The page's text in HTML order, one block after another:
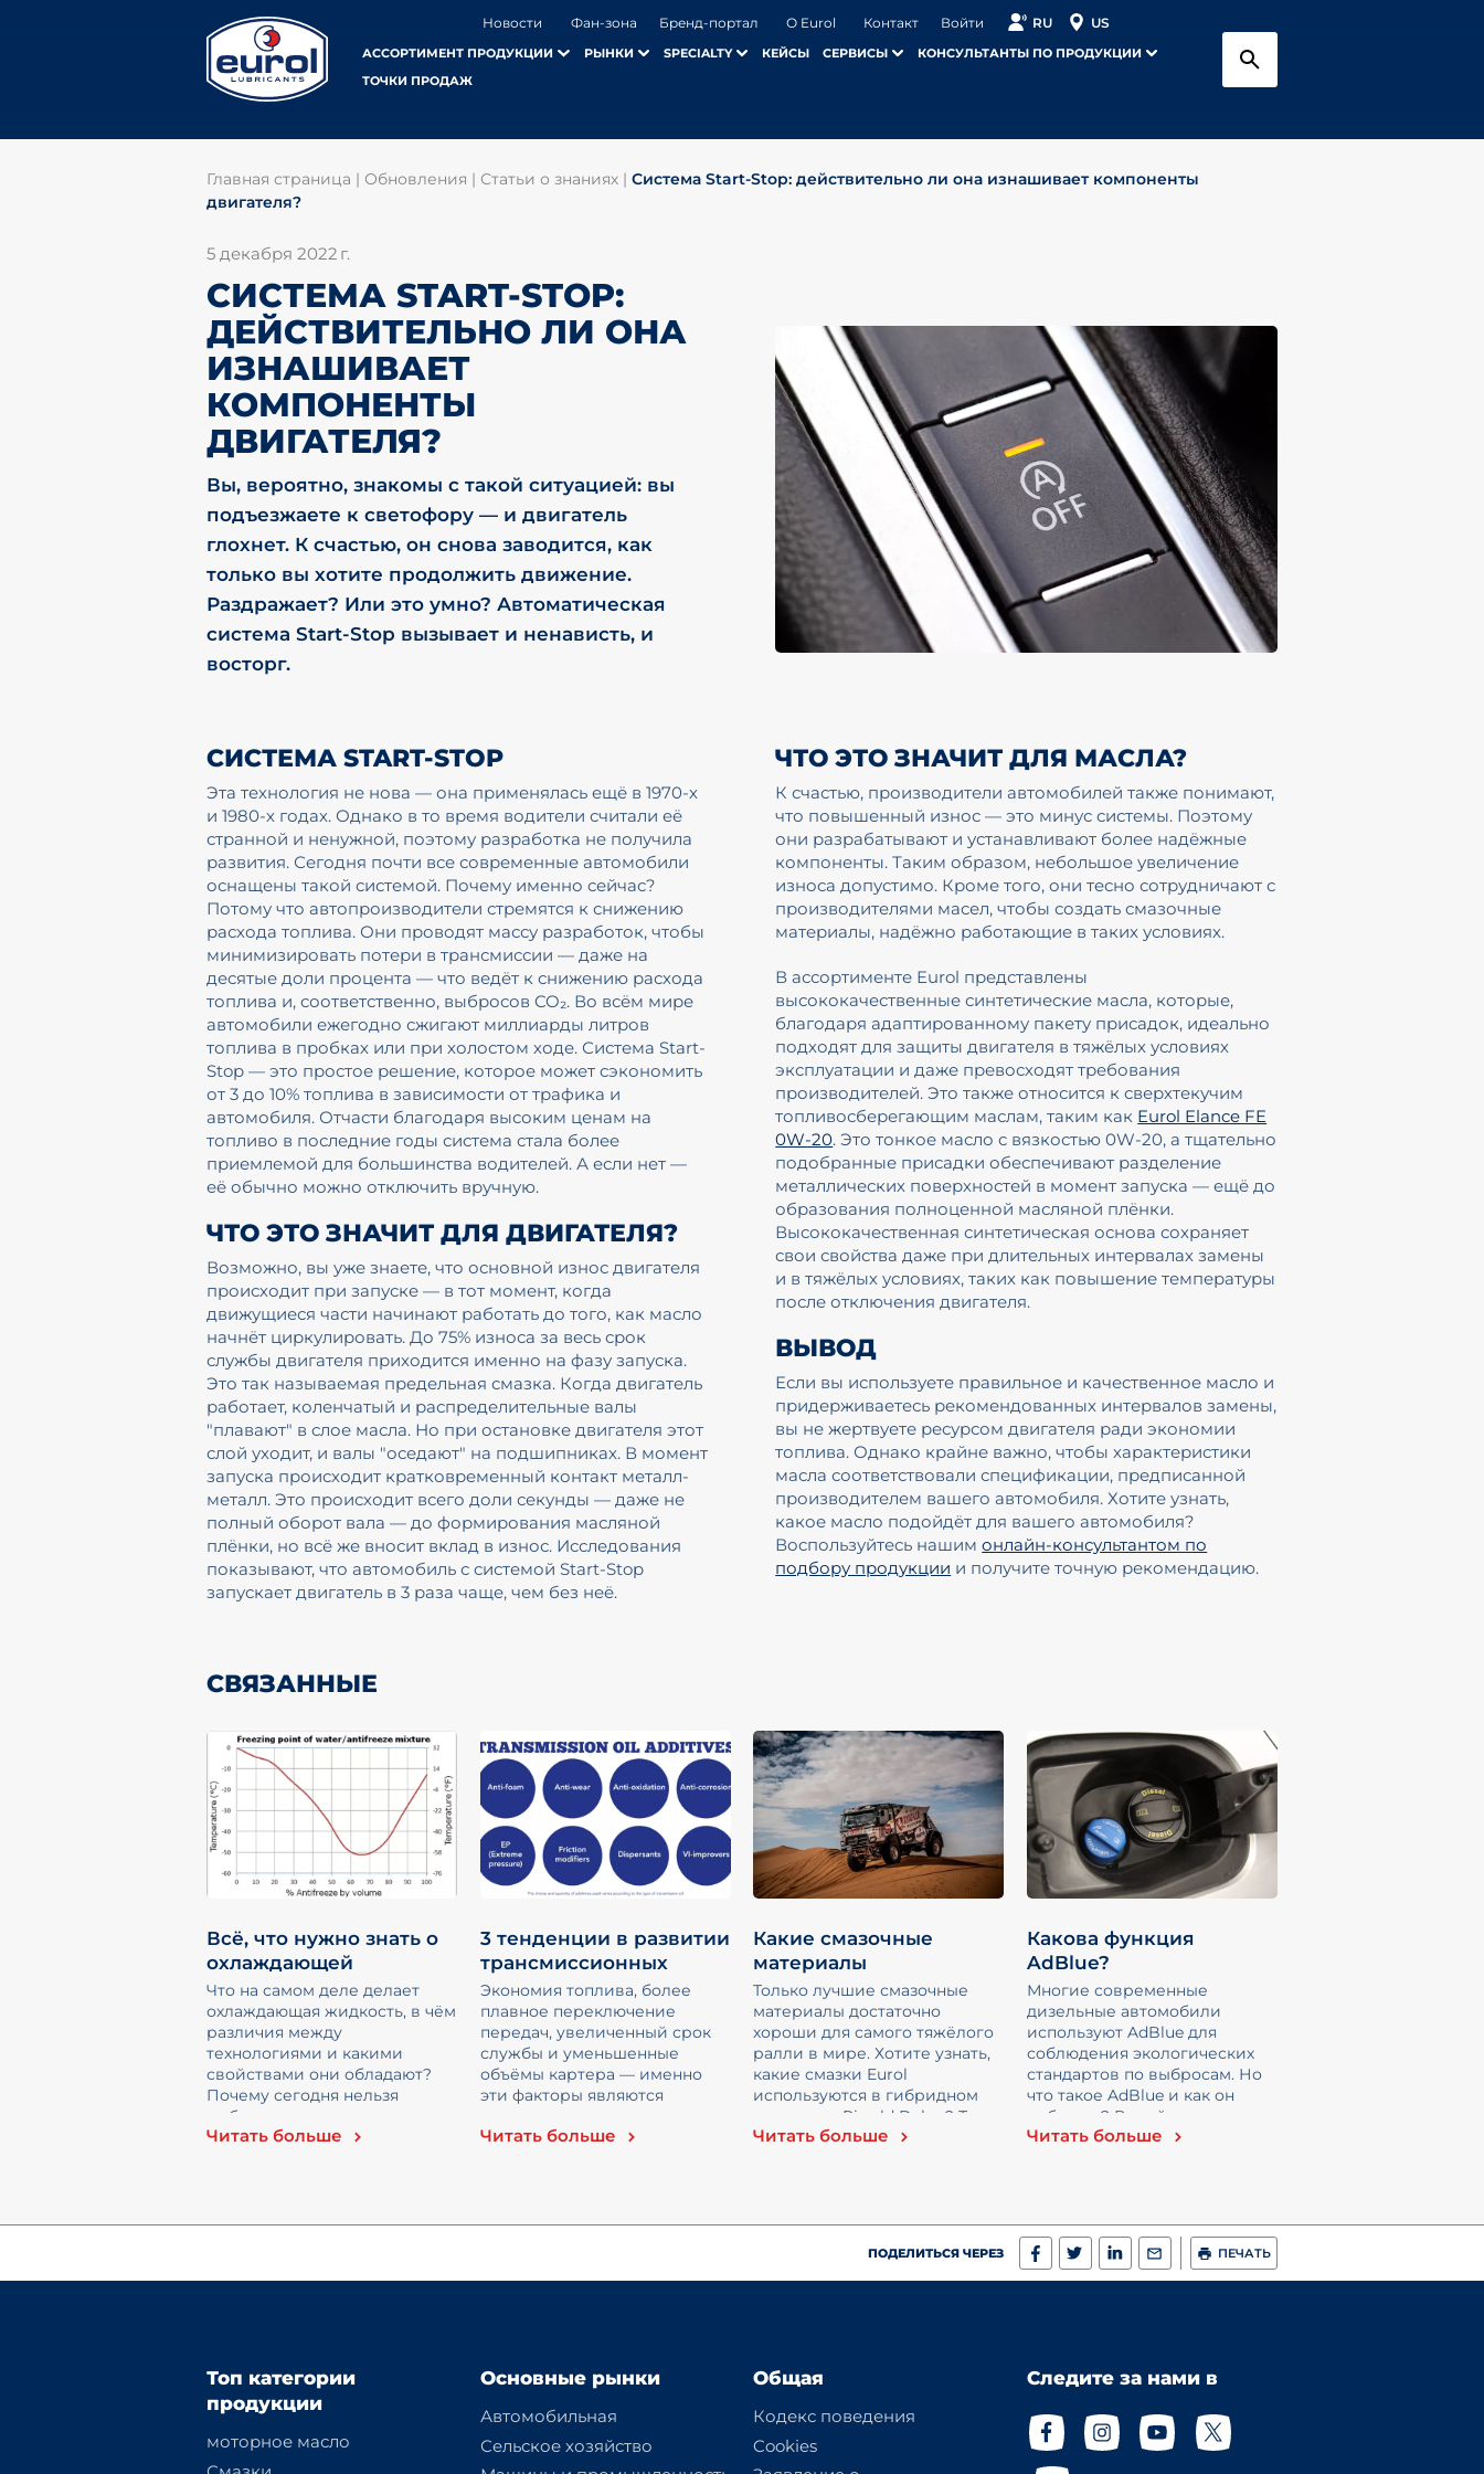
Новости Фан-зона Бренд-портал О Eurol Контакт Войти RU US
АССОРТИМЕНТ ПРОДУКЦИИ РЫНКИ SPECIALTY КЕЙСЫ СЕРВИСЫ
КОНСУЛЬТАНТЫ ПО ПРОДУКЦИИ
ТОЧКИ ПРОДАЖ
Главная страница | Обновления | Статьи о знаниях |Система Start-Stop: действительно ли она изнашивает компоненты
двигателя?
5 декабря 2022 г.
СИСТЕМА START-STOP:
ДЕЙСТВИТЕЛЬНО ЛИ ОНА
ИЗНАШИВАЕТ
КОМПОНЕНТЫ
ДВИГАТЕЛЯ?
Вы, вероятно, знакомы с такой ситуацией: вы
подъезжаете к светофору — и двигатель
глохнет. К счастью, он снова заводится, как
только вы хотите продолжить движение.
Раздражает? Или это умно? Автоматическая
система Start-Stop вызывает и ненависть, и
восторг.
СИСТЕМА START-STOP
Эта технология не нова — она применялась ещё в 1970-х
и 1980-х годах. Однако в то время водители считали её
странной и ненужной, поэтому разработка не получила
развития. Сегодня почти все современные автомобили
оснащены такой системой. Почему именно сейчас?
Потому что автопроизводители стремятся к снижению
расхода топлива. Они проводят массу разработок, чтобы
минимизировать потери в трансмиссии — даже на
десятые доли процента — что ведёт к снижению расхода
топлива и, соответственно, выбросов CO₂. Во всём мире
автомобили ежегодно сжигают миллиарды литров
топлива в пробках или при холостом ходе. Система Start-
Stop — это простое решение, которое может сэкономить
от 3 до 10% топлива в зависимости от трафика и
автомобиля. Отчасти благодаря высоким ценам на
топливо в последние годы система стала более
приемлемой для большинства водителей. А если нет —
её обычно можно отключить вручную.
ЧТО ЭТО ЗНАЧИТ ДЛЯ ДВИГАТЕЛЯ?
Возможно, вы уже знаете, что основной износ двигателя
происходит при запуске — в тот момент, когда
движущиеся части начинают работать до того, как масло
начнёт циркулировать. До 75% износа за весь срок
службы двигателя приходится именно на фазу запуска.
Это так называемая предельная смазка. Когда двигатель
работает, коленчатый и распределительные валы
"плавают" в слое масла. Но при остановке двигателя этот
слой уходит, и валы "оседают" на подшипниках. В момент
запуска происходит кратковременный контакт металл-
металл. Это происходит всего доли секунды — даже не
полный оборот вала — до формирования масляной
плёнки, но всё же вносит вклад в износ. Исследования
показывают, что автомобиль с системой Start-Stop
запускает двигатель в 3 раза чаще, чем без неё.
ЧТО ЭТО ЗНАЧИТ ДЛЯ МАСЛА?
К счастью, производители автомобилей также понимают,
что повышенный износ — это минус системы. Поэтому
они разрабатывают и устанавливают более надёжные
компоненты. Таким образом, небольшое увеличение
износа допустимо. Кроме того, они тесно сотрудничают с
производителями масел, чтобы создать смазочные
материалы, надёжно работающие в таких условиях.
В ассортименте Eurol представлены
высококачественные синтетические масла, которые,
благодаря адаптированному пакету присадок, идеально
подходят для защиты двигателя в тяжёлых условиях
эксплуатации и даже превосходят требования
производителей. Это также относится к сверхтекучим
топливосберегающим маслам, таким как Eurol Elance FE
0W-20. Это тонкое масло с вязкостью 0W-20, а тщательно
подобранные присадки обеспечивают разделение
металлических поверхностей в момент запуска — ещё до
образования полноценной масляной плёнки.
Высококачественная синтетическая основа сохраняет
свои свойства даже при длительных интервалах замены
и в тяжёлых условиях, таких как повышение температуры
после отключения двигателя.
ВЫВОД
Если вы используете правильное и качественное масло и
придерживаетесь рекомендованных интервалов замены,
вы не жертвуете ресурсом двигателя ради экономии
топлива. Однако крайне важно, чтобы характеристики
масла соответствовали спецификации, предписанной
производителем вашего автомобиля. Хотите узнать,
какое масло подойдёт для вашего автомобиля?
Воспользуйтесь нашимонлайн-консультантом по
подбору продукции и получите точную рекомендацию.
СВЯЗАННЫЕ
Всё, что нужно знать о
охлаждающей
жидкости
Что на самом деле делает
охлаждающая жидкость, в чём
различия между
технологиями и какими
свойствами они обладают?
Почему сегодня нельзя
выбирать охлаждающую
жидкость, орие...
Читать больше
3 тенденции в развитии
трансмиссионных
масел
Экономия топлива, более
плавное переключение
передач, увеличенный срок
службы и уменьшенные
объёмы картера — именно
эти факторы являются
силами инноваци...
Читать больше
Какие смазочные
материалы
используются в
гибридном...
Только лучшие смазочные
материалы достаточно
хороши для самого тяжёлого
ралли в мире. Хотите узнать,
какие смазки Eurol
используются в гибридном
грузовике Riwald Dakar? Тог...
Читать больше
Какова функция
AdBlue?
Многие современные
дизельные автомобили
используют AdBlue для
соблюдения экологических
стандартов по выбросам. Но
что такое AdBlue и как он
работает? В этой статье мы
подро...
Читать больше
ПОДЕЛИТЬСЯ ЧЕРЕЗ ПЕЧАТЬ
Топ категории
продукции
моторное масло
Основные рынки
Автомобильная
Сельское хозяйство
Общая
Кодекс поведения
Cookies
Следите за нами в